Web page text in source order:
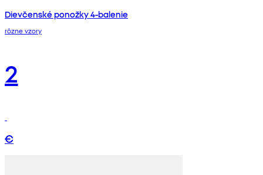
Dievčenské ponožky 4-balenie
rôzne vzory
2
€